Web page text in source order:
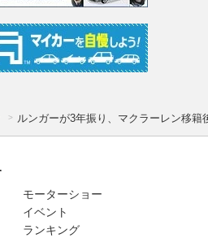
ルンガーが3年振り、マクラーレン移
モーターショー
イベント
ランキング